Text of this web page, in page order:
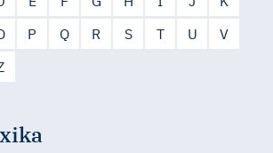
P Q R S T U
V